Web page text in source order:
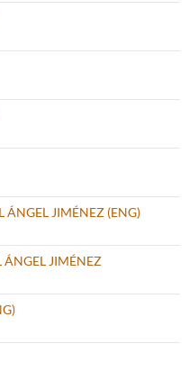
ÁNGEL JIMÉNEZ (ENG)
ÁNGEL JIMÉNEZ